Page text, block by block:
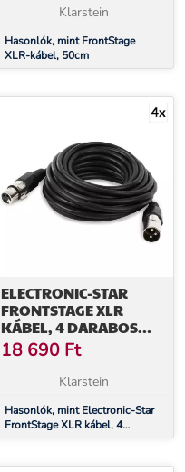
Klarstein
Hasonlók, mint FrontStage
XLR-kábel, 50cm
ELECTRONIC-STAR
FRONTSTAGE XLR
KÁBEL, 4 DARABOS
KÉSZLET, 6 M, MALE-
FEMALE
18 690 Ft
Klarstein
Hasonlók, mint Electronic-Star
FrontStage XLR kábel, 4
darabos készlet, 6 m, male-